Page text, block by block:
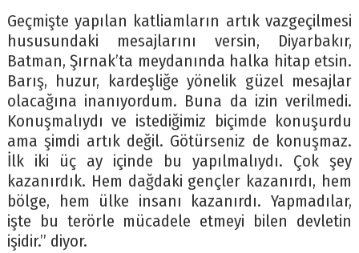
Geçmişte yapılan katliamların artık vazgeçilmesi
hususundaki mesajlarını versin, Diyarbakır,
Batman, Şırnak’ta meydanında halka hitap etsin.
Barış, huzur, kardeşliğe yönelik güzel mesajlar
olacağına inanıyordum. Buna da izin verilmedi.
Konuşmalıydı ve istediğimiz biçimde konuşurdu
ama şimdi artık değil. Götürseniz de konuşmaz.
İlk iki üç ay içinde bu yapılmalıydı. Çok şey
kazanırdık. Hem dağdaki gençler kazanırdı, hem
bölge, hem ülke insanı kazanırdı. Yapmadılar,
işte bu terörle mücadele etmeyi bilen devletin
işidir.” diyor.